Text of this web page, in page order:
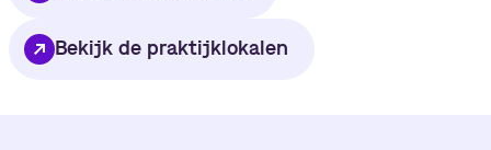
Bekijk de praktijklokalen